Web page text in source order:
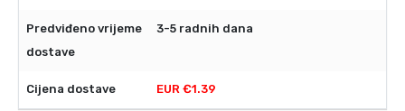
3-5 radnih dana
EUR €1.39